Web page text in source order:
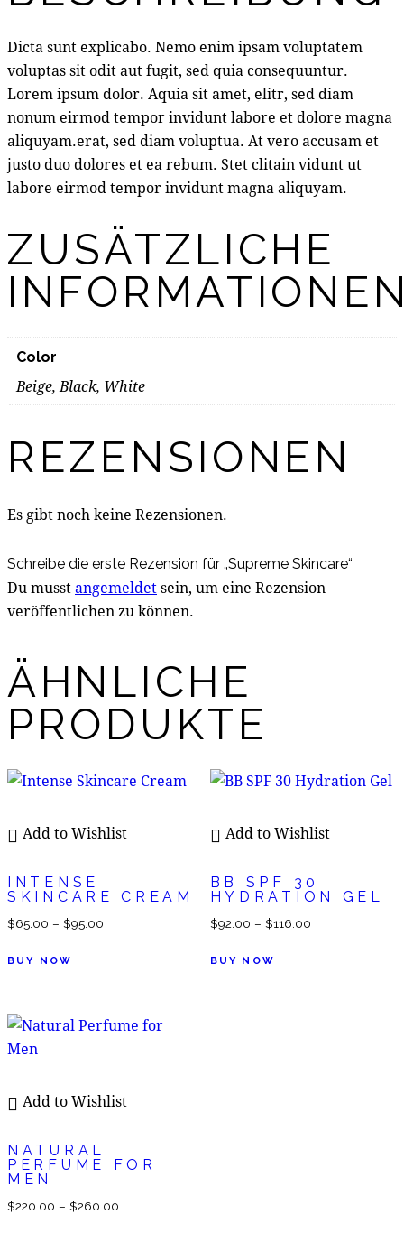
Dicta sunt explicabo. Nemo enim ipsam voluptatem
voluptas sit odit aut fugit, sed quia consequuntur.
Lorem ipsum dolor. Aquia sit amet, elitr, sed diam
nonum eirmod tempor invidunt labore et dolore magna
aliquyam.erat, sed diam voluptua. At vero accusam et
justo duo dolores et ea rebum. Stet clitain vidunt ut
labore eirmod tempor invidunt magna aliquyam.
ZUSÄTZLICHE
Color
Beige, Black, White
REZENSIONEN
Es gibt noch keine Rezensionen.
Schreibe die erste Rezension für „Supreme Skincare“
Du musstangemeldetsein, um eine Rezension
veröffentlichen zu können.
ÄHNLICHE
PRODUKTE
Add to Wishlist
INTENSE
SKINCARE CREAM
$65.00 – $95.00
BUY NOW
Add to Wishlist
BB SPF 30
HYDRATION GEL
$92.00 – $116.00
BUY NOW
Add to Wishlist
NATURAL
PERFUME FOR
MEN
$220.00 – $260.00